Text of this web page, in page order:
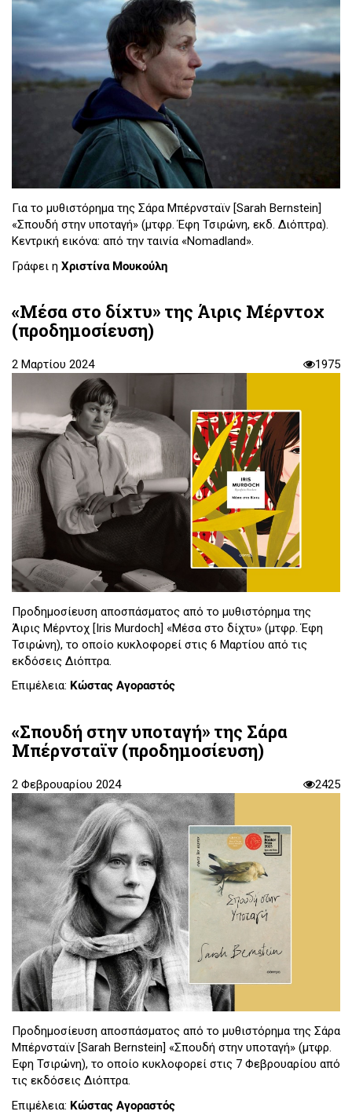
Για το μυθιστόρημα της Σάρα Μπέρνσταϊν [Sarah Bernstein]
«Σπουδή στην υποταγή» (μτφρ. Έφη Τσιρώνη, εκδ. Διόπτρα).
Kεντρική εικόνα: από την ταινία «Nomadland».
Γράφει η Χριστίνα Μουκούλη
«Μέσα στο δίχτυ» της Άιρις Μέρντοχ
(προδημοσίευση)
2 Μαρτίου 2024 1975
Προδημοσίευση αποσπάσματος από το μυθιστόρημα της
Άιρις Μέρντοχ [Iris Murdoch] «Μέσα στο δίχτυ» (μτφρ. Έφη
Τσιρώνη), το οποίο κυκλοφορεί στις 6 Μαρτίου από τις
εκδόσεις Διόπτρα.
Επιμέλεια: Κώστας Αγοραστός
«Σπουδή στην υποταγή» της Σάρα
Μπέρνσταϊν (προδημοσίευση)
2 Φεβρουαρίου 2024 2425
Προδημοσίευση αποσπάσματος από το μυθιστόρημα της Σάρα
Μπέρνσταϊν [Sarah Bernstein] «Σπουδή στην υποταγή» (μτφρ.
Έφη Τσιρώνη), το οποίο κυκλοφορεί στις 7 Φεβρουαρίου από
τις εκδόσεις Διόπτρα.
Επιμέλεια: Κώστας Αγοραστός